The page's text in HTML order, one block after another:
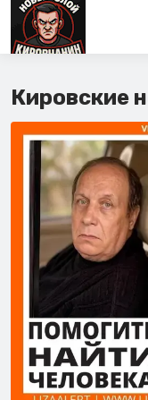
Кировские